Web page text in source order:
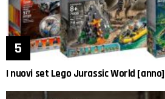
I nuovi set Lego Jurassic World [anno]